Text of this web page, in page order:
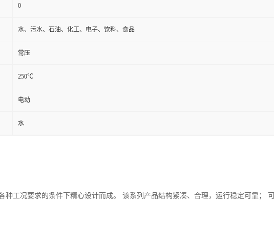
0
水、污水、石油、化工、电子、饮料、食品
常压
250℃
电动
水
种工况要求的条件下精心设计而成。 该系列产品结构紧凑、合理，运行稳定可靠；